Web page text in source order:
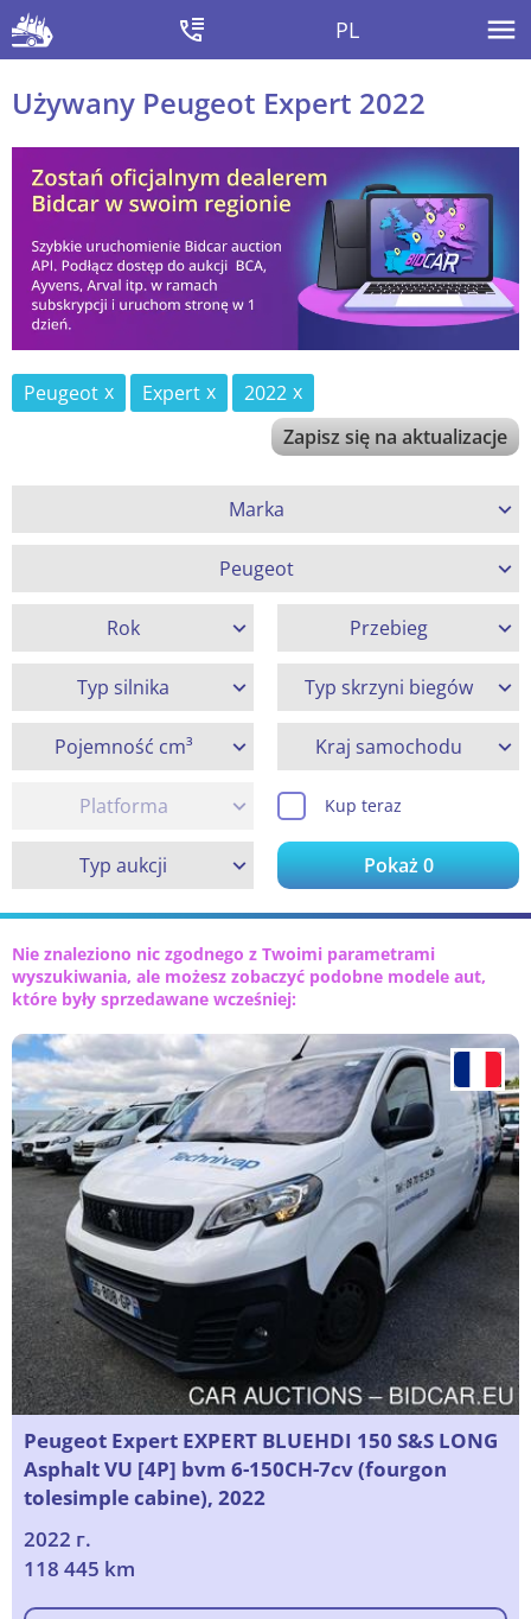
PL
Używany Peugeot Expert 2022
Peugeot Expert
2022
Zapisz się na aktualizacje
Marka
Peugeot
Rok Przebieg
Typ silnika Typ skrzyni biegów
Pojemność cm³ Kraj samochodu
Platforma Kup teraz
Typ aukcji Pokaż0
Nie znaleziono nic zgodnego z Twoimi parametrami
wyszukiwania, ale możesz zobaczyć podobne modele aut,
które były sprzedawane wcześniej:
Peugeot Expert EXPERT BLUEHDI 150 S&S LONG
Asphalt VU [4P] bvm 6-150CH-7cv (fourgon
tolesimple cabine), 2022
2022 г.
118 445 km